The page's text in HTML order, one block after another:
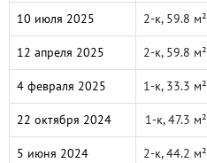
10 июля 2025 2-к, 59.8 м²
12 апреля 2025 2-к, 59.8 м²
4 февраля 2025 1-к, 33.3 м²
22 октября 2024 1-к, 47.3 м²
5 июня 2024 2-к, 44.2 м²